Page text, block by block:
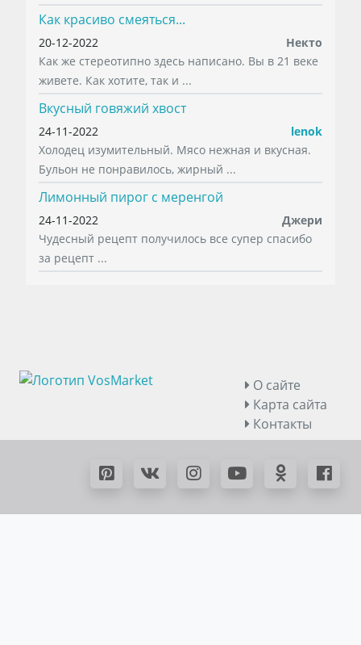
Как красиво смеяться...
20-12-2022
Некто
Как же стереотипно здесь написано. Вы в 21 веке
живете. Как хотите, так и ...
Вкусный говяжий хвост
24-11-2022
lenok
Холодец изумительный. Мясо нежная и вкусная.
Бульон не понравилось, жирный ...
Лимонный пирог с меренгой
24-11-2022
Джери
Чудесный рецепт получилось все супер спасибо
за рецепт ...
О сайте
Карта сайта
Контакты